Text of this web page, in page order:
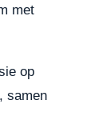
met
op
samen